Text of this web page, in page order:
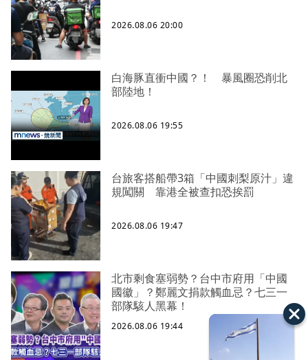
2026.08.06 20:00
白海豚直衝中國？！ 暴風圈恐削北
部陸地！
2026.08.06 19:55
台旅客搭船帶3箱「中國刺梨原汁」違
規闖關 靠港全被查扣恐挨罰
2026.08.06 19:47
北市剩食塞弱勢？台中市府用「中國
國徽」？鄭麗文捐款觸血忌？七三一
部隊駭人黑幕！
2026.08.06 19:44